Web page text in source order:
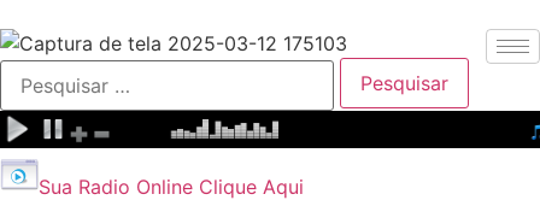
Pesquisar
por:
Sua Radio Online Clique Aqui